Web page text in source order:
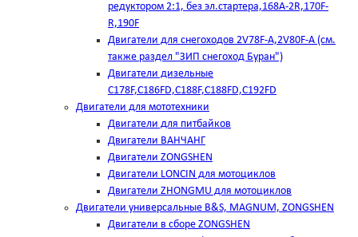
редуктором 2:1, без эл.стартера,168А-2R,170F-
R,190F
Двигатели для снегоходов 2V78F-A,2V80F-A (см.
также раздел "ЗИП снегоход Буран")
Двигатели дизельные
C178F,С186FD,C188F,C188FD,C192FD
Двигатели для мототехники
Двигатели для питбайков
Двигатели ВАНЧАНГ
Двигатели ZONGSHEN
Двигатели LONCIN для мотоциклов
Двигатели ZHONGMU для мотоциклов
Двигатели универсальные B&S, MAGNUM, ZONGSHEN
Двигатели в сборе ZONGSHEN